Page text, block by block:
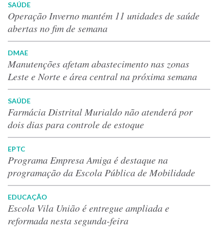
SAÚDE
Operação Inverno mantém 11 unidades de saúde
abertas no fim de semana
DMAE
Manutenções afetam abastecimento nas zonas
Leste e Norte e área central na próxima semana
SAÚDE
Farmácia Distrital Murialdo não atenderá por
dois dias para controle de estoque
EPTC
Programa Empresa Amiga é destaque na
programação da Escola Pública de Mobilidade
EDUCAÇÃO
Escola Vila União é entregue ampliada e
reformada nesta segunda-feira